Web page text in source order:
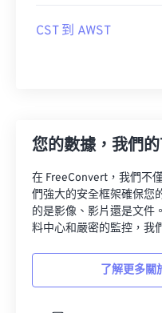
CST 到 AWST
您的數據，我們
在 FreeConvert，我們不
們強大的安全框架確保您
的是影像、影片還是文件
料中心和嚴密的監控，我
了解更多關